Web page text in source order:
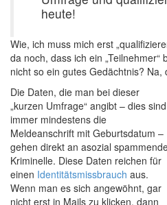
heute!
Wie, ich muss mich erst
da noch, dass ich ein
nicht so ein gutes Gedächtnis? Na,
Die Daten, die man bei dieser
„kurzen Umfrage“ angibt – dies sind
immer mindestens die
Meldeanschrift mit Geburtsdatum –
gehen direkt an asozial
Kriminelle. Diese Daten reichen für
einen Identitätsmissbrauch aus.
Wenn man es sich angewöhnt, gar
nicht erst in Mails zu klicken, dann